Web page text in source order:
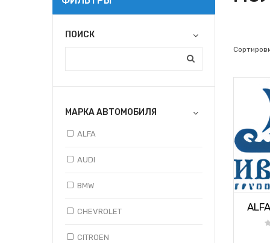
ПОИСК
МАРКА АВТОМОБИЛЯ
ALFA
AUDI
BMW
CHEVROLET
CITROEN